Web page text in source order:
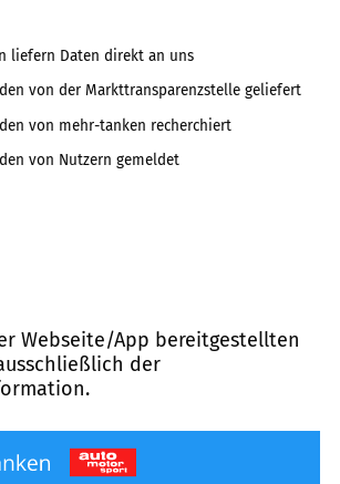
liefern Daten direkt an uns
von der Markttransparenzstelle geliefert
von mehr-tanken recherchiert
von Nutzern gemeldet
Webseite/App bereitgestellten
der